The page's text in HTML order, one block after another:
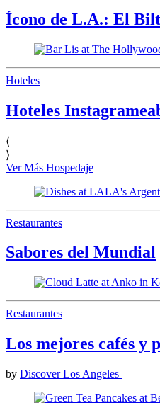
Ícono de L.A.: El
Hoteles
Hoteles
⟨
⟩
Ver Más Hospedaje
Restaurantes
Sabores del Mundial
Restaurantes
Los mejores cafés y
by Discover Los Angeles